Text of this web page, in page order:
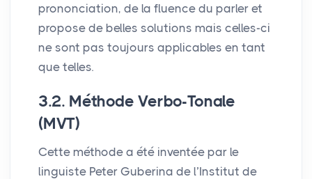
prononciation, de la fluence du parler et
propose de belles solutions mais celles-ci
ne sont pas toujours applicables en tant
que telles.
3.2. Méthode Verbo-Tonale
(MVT)
Cette méthode a été inventée par le
linguiste Peter Guberina de l’Institut de